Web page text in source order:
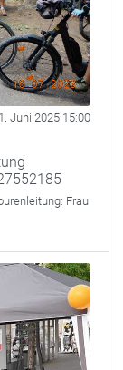
Juni 2025 15:00
Frau